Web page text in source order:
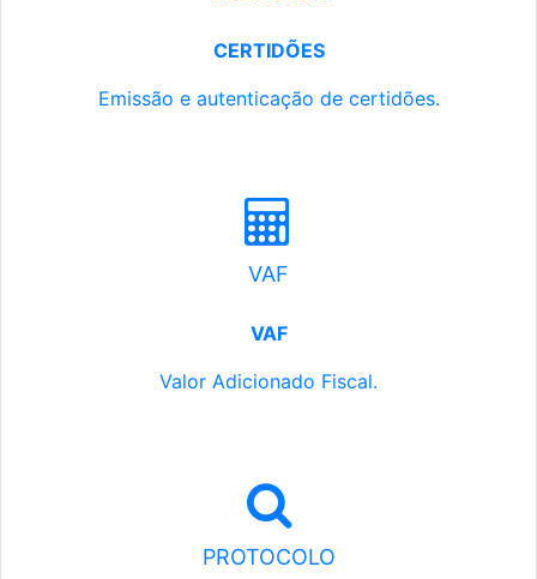
CERTIDÕES
Emissão e autenticação de certidões.
VAF
VAF
Valor Adicionado Fiscal.
PROTOCOLO